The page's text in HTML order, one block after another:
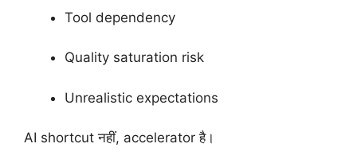
Tool dependency
Quality saturation risk
Unrealistic expectations
AI shortcut नहीं, accelerator है।